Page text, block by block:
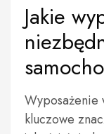
Jakie
Wyposażenie
kluczowe